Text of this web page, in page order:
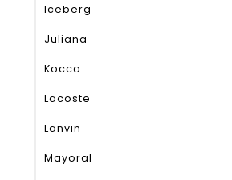
Iceberg
Juliana
Kocca
Lacoste
Lanvin
Mayoral